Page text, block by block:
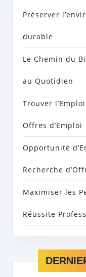
Préserver
durable
Le Chemin du
au Quotidien
Trouver
Offres d’Emploi
Opportunité
Recherche
Maximiser les
Réussite